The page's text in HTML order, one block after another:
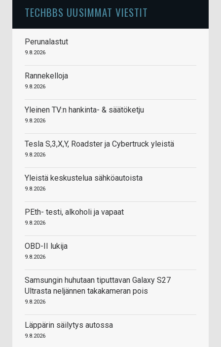
TECHBBS UUSIMMAT VIESTIT
Perunalastut
9.8.2026
Rannekelloja
9.8.2026
Yleinen TV:n hankinta- & säätöketju
9.8.2026
Tesla S,3,X,Y, Roadster ja Cybertruck yleistä
9.8.2026
Yleistä keskustelua sähköautoista
9.8.2026
PEth- testi, alkoholi ja vapaat
9.8.2026
OBD-II lukija
9.8.2026
Samsungin huhutaan tiputtavan Galaxy S27
Ultrasta neljännen takakameran pois
9.8.2026
Läppärin säilytys autossa
9.8.2026